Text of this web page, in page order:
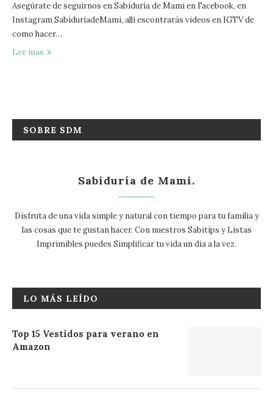
Asegúrate de seguirnos en Sabiduría de Mami en Facebook, en
Instagram SabiduríadeMami, allí escontrarás videos en IGTV de
como hacer…
Lee mas
SOBRE SDM
Sabiduría de Mami.
Disfruta de una vida simple y natural con tiempo para tu familia y
las cosas que te gustan hacer. Con nuestros Sabitips y Listas
Imprimibles puedes Simplificar tu vida un día a la vez.
LO MÁS LEÍDO
Top 15 Vestidos para verano en
Amazon